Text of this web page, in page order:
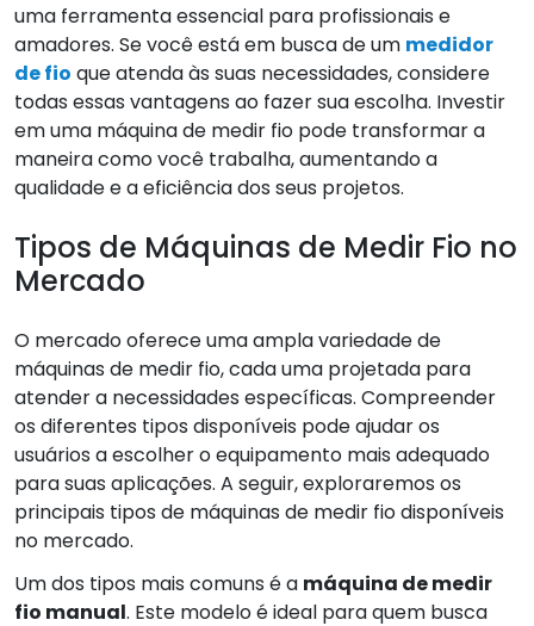
uma ferramenta essencial para profissionais e
amadores. Se você está em busca de um medidor
de fio que atenda às suas necessidades, considere
todas essas vantagens ao fazer sua escolha. Investir
em uma máquina de medir fio pode transformar a
maneira como você trabalha, aumentando a
qualidade e a eficiência dos seus projetos.
Tipos de Máquinas de Medir Fio no
Mercado
O mercado oferece uma ampla variedade de
máquinas de medir fio, cada uma projetada para
atender a necessidades específicas. Compreender
os diferentes tipos disponíveis pode ajudar os
usuários a escolher o equipamento mais adequado
para suas aplicações. A seguir, exploraremos os
principais tipos de máquinas de medir fio disponíveis
no mercado.
Um dos tipos mais comuns é a máquina de medir
fio manual. Este modelo é ideal para quem busca